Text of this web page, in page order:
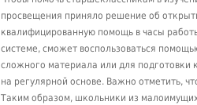
просвещения приняло решение об
квалифицированную помощь в часы
системе, сможет воспользоваться
сложного материала или для подготовки
на регулярной основе. Важно отметить,
Таким образом, школьники из